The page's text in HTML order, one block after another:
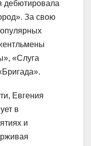
дебютировала
За свою
«Слуга
Евгения
в
и